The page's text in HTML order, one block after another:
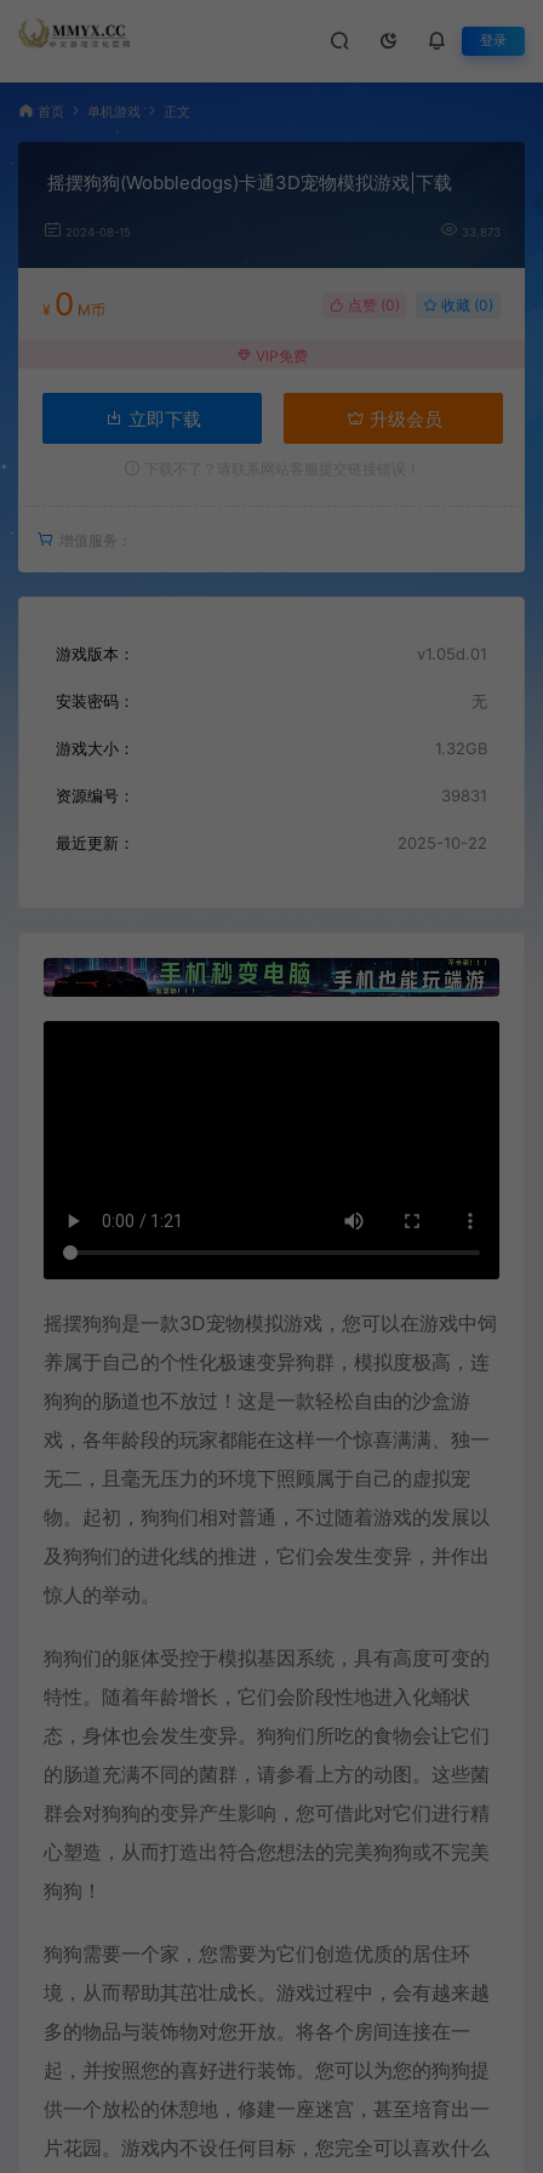
登录
首页 单机游戏 正文
摇摆狗狗(Wobbledogs)卡通3D宠物模拟游戏|下载
2024-08-15 33,873
¥ 0 M币 点赞 (0) 收藏 (0)
VIP免费
立即下载 升级会员
增值服务：
游戏版本： v1.05d.01
安装密码： 无
游戏大小： 1.32GB
资源编号： 39831
最近更新： 2025-10-22
摇摆狗狗是一款3D宠物模拟游戏，您可以在游戏中饲
养属于自己的个性化极速变异狗群，模拟度极高，连
狗狗的肠道也不放过！这是一款轻松自由的沙盒游
戏，各年龄段的玩家都能在这样一个惊喜满满、独一
无二，且毫无压力的环境下照顾属于自己的虚拟宠
物。起初，狗狗们相对普通，不过随着游戏的发展以
及狗狗们的进化线的推进，它们会发生变异，并作出
惊人的举动。
狗狗们的躯体受控于模拟基因系统，具有高度可变的
特性。随着年龄增长，它们会阶段性地进入化蛹状
态，身体也会发生变异。狗狗们所吃的食物会让它们
的肠道充满不同的菌群，请参看上方的动图。这些菌
群会对狗狗的变异产生影响，您可借此对它们进行精
心塑造，从而打造出符合您想法的完美狗狗或不完美
狗狗！
狗狗需要一个家，您需要为它们创造优质的居住环
境，从而帮助其茁壮成长。游戏过程中，会有越来越
多的物品与装饰物对您开放。将各个房间连接在一
起，并按照您的喜好进行装饰。您可以为您的狗狗提
供一个放松的休憩地，修建一座迷宫，甚至培育出一
片花园。游戏内不设任何目标，您完全可以喜欢什么